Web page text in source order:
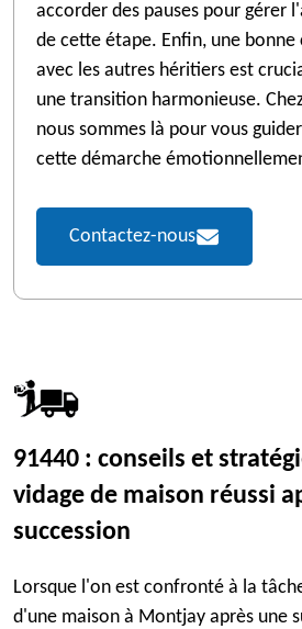
accorder des pauses pour gérer
de cette étape. Enfin, une
avec les autres héritiers est
une transition harmonieuse.
nous sommes là pour vous
cette démarche
Contactez-nous
91440 : conseils et
vidage de maison réussi
succession
Lorsque l'on est confronté à la
d'une maison à Montjay après une